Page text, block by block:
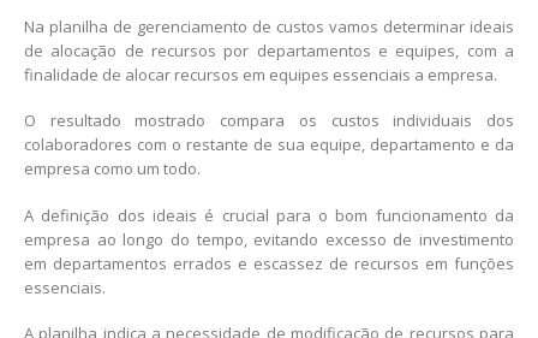
Na planilha de gerenciamento de custos vamos determinar ideais
de alocação de recursos por departamentos e equipes, com a
finalidade de alocar recursos em equipes essenciais a empresa.
O resultado mostrado compara os custos individuais dos
colaboradores com o restante de sua equipe, departamento e da
empresa como um todo.
A definição dos ideais é crucial para o bom funcionamento da
empresa ao longo do tempo, evitando excesso de investimento
em departamentos errados e escassez de recursos em funções
essenciais.
A planilha indica a necessidade de modificação de recursos para